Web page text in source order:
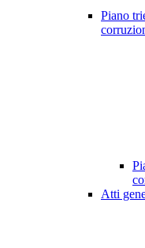
Piano
Atti